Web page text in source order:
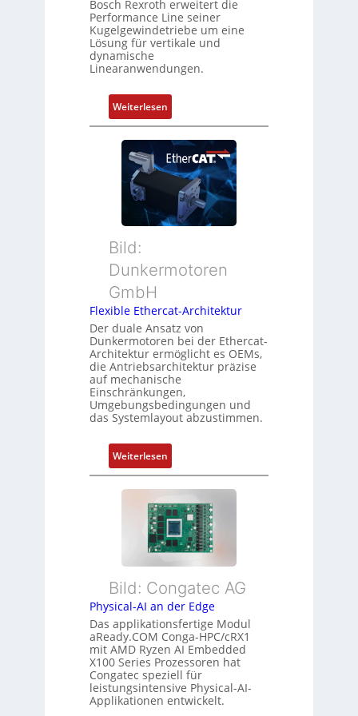
u
n
g
n
d
Z
u
s
t
a
s
e
w
a
c
h
u
n
g
m
b
i
i
r
t
P
o
s
i
s
s
u
n
g
u
n
Z
u
s
t
a
n
d
ü
b
e
r
w
a
c
h
Bosch Rexroth erweitert die
Performance Line seiner
Kugelgewindetriebe um eine
Lösung für vertikale und
dynamische
Linearanwendungen.
Weiterlesen:
N
e
u
e
u
e
t
y
p
s
o
r
g
t
f
ü
r
m
e
h
r
i
s
t
u
n
g
Bild:
Dunkermotoren
GmbH
Flexible Ethercat-Architektur
Der duale Ansatz von
Dunkermotoren bei der Ethercat-
Architektur ermöglicht es OEMs,
die Antriebsarchitektur präzise
auf mechanische
Einschränkungen,
Umgebungsbedingungen und
das Systemlayout abzustimmen.
Weiterlesen:
F
l
e
x
i
b
e
E
t
h
e
r
c
a
Bild: Congatec AG
Physical-AI an der Edge
Das applikationsfertige Modul
aReady.COM Conga-HPC/cRX1
mit AMD Ryzen AI Embedded
X100 Series Prozessoren hat
Congatec speziell für
leistungsintensive Physical-AI-
Applikationen entwickelt.